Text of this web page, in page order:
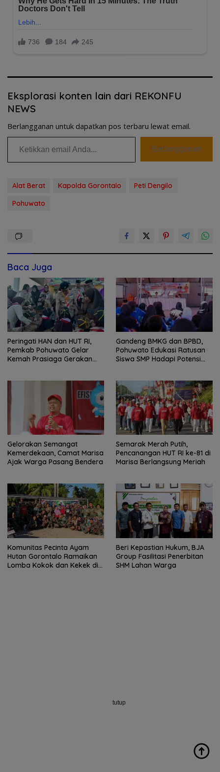
Eksplorasi konten lain dari REKONFU
NEWS
Berlangganan untuk dapatkan pos terbaru lewat email.
Ketikkan email Anda...
Berlangganan
Alat Berat Kapolda Gorontalo
Peti Dengilo
Pohuwato
Baca Juga
Peringati HAN dan HUT RI,
Pemkab Pohuwato Gelar
Kemah Prasiaga Gerakan
Gandeng BMKG dan BPBD,
Pohuwato Edukasi Ratusan
Siswa SMP Hadapi Potensi
Gelorakan Semangat
Kemerdekaan, Camat Marisa
Ajak Warga Pasang Bendera
Semarak Merah Putih,
Pencanangan HUT RI ke-81 di
Marisa Berlangsung Meriah
Komunitas Pecinta Ayam
Hutan Gorontalo Ramaikan
Lomba Kokok dan Kekek di
Beri Kepastian Hukum, BJA
Group Fasilitasi Penerbitan
SHM Lahan Warga
tutup